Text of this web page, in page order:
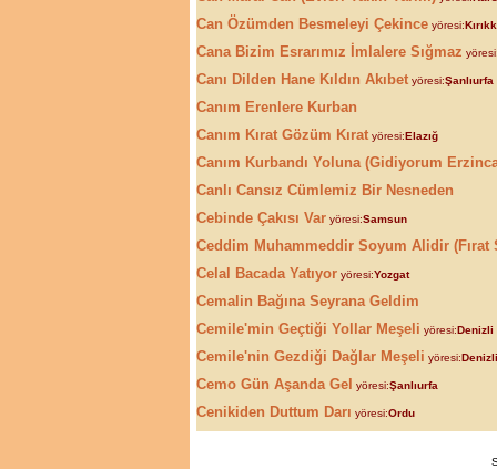
Can Özümden Besmeleyi Çekince yöresi:
Cana Bizim Esrarımız İmlalere Sığmaz
Canı Dilden Hane Kıldın Akıbet yöresi:Şanlıurfa
Canım Erenlere Kurban
Canım Kırat Gözüm Kırat yöresi:Elazığ
Canım Kurbandı Yoluna (Gidiyorum
Canlı Cansız Cümlemiz Bir Nesneden
Cebinde Çakısı Var yöresi:Samsun
Ceddim Muhammeddir Soyum Alidir (Fırat
Celal Bacada Yatıyor yöresi:Yozgat
Cemalin Bağına Seyrana Geldim
Cemile'min Geçtiği Yollar Meşeli yöresi:Denizli
Cemile'nin Gezdiği Dağlar Meşeli yöresi:Denizli
Cemo Gün Aşanda Gel yöresi:Şanlıurfa
Cenikiden Duttum Darı yöresi:Ordu